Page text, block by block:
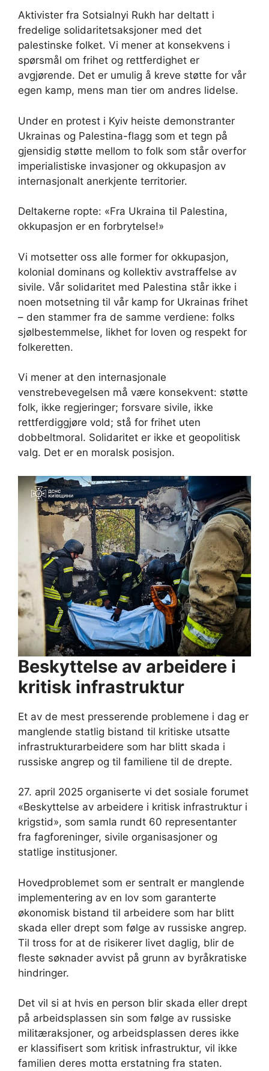
Aktivister fra Sotsialnyi Rukh har deltatt i
fredelige solidaritetsaksjoner med det
palestinske folket. Vi mener at konsekvens i
spørsmål om frihet og rettferdighet er
avgjørende. Det er umulig å kreve støtte for vår
egen kamp, mens man tier om andres lidelse.
Under en protest i Kyiv heiste demonstranter
Ukrainas og Palestina-flagg som et tegn på
gjensidig støtte mellom to folk som står overfor
imperialistiske invasjoner og okkupasjon av
internasjonalt anerkjente territorier.
Deltakerne ropte: «Fra Ukraina til Palestina,
okkupasjon er en forbrytelse!»
Vi motsetter oss alle former for okkupasjon,
kolonial dominans og kollektiv avstraffelse av
sivile. Vår solidaritet med Palestina står ikke i
noen motsetning til vår kamp for Ukrainas frihet
– den stammer fra de samme verdiene: folks
sjølbestemmelse, likhet for loven og respekt for
folkeretten.
Vi mener at den internasjonale
venstrebevegelsen må være konsekvent: støtte
folk, ikke regjeringer; forsvare sivile, ikke
rettferdiggjøre vold; stå for frihet uten
dobbeltmoral. Solidaritet er ikke et geopolitisk
valg. Det er en moralsk posisjon.
Beskyttelse av arbeidere i
kritisk infrastruktur
Et av de mest presserende problemene i dag er
manglende statlig bistand til kritiske utsatte
infrastrukturarbeidere som har blitt skada i
russiske angrep og til familiene til de drepte.
27. april 2025 organiserte vi det sosiale forumet
«Beskyttelse av arbeidere i kritisk infrastruktur i
krigstid», som samla rundt 60 representanter
fra fagforeninger, sivile organisasjoner og
statlige institusjoner.
Hovedproblemet som er sentralt er manglende
implementering av en lov som garanterte
økonomisk bistand til arbeidere som har blitt
skada eller drept som følge av russiske angrep.
Til tross for at de risikerer livet daglig, blir de
fleste søknader avvist på grunn av byråkratiske
hindringer.
Det vil si at hvis en person blir skada eller drept
på arbeidsplassen sin som følge av russiske
militæraksjoner, og arbeidsplassen deres ikke
er klassifisert som kritisk infrastruktur, vil ikke
familien deres motta erstatning fra staten.